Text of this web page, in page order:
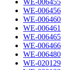
WE-006456
WE-006460
WE-006461
WE-006465
WE-006466
WE-006480
WE-020129